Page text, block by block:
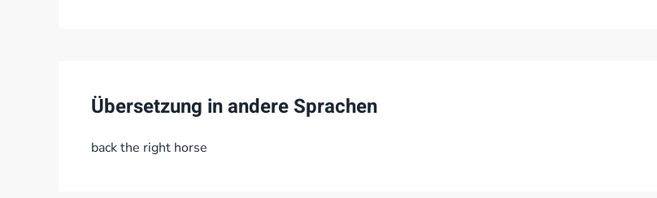
Übersetzung in andere Sprachen
back the right horse